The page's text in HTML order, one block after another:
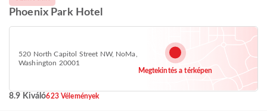
Phoenix Park Hotel
520 North Capitol Street NW, NoMa,
Washington 20001
Megtekintés a térképen
8.9 Kiváló623 Vélemények